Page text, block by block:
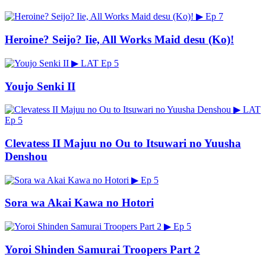
▶ Ep 7
Heroine? Seijo? Iie, All Works Maid desu (Ko)!
▶ LAT Ep 5
Youjo Senki II
▶ LAT
Ep 5
Clevatess II Majuu no Ou to Itsuwari no Yuusha
Denshou
▶ Ep 5
Sora wa Akai Kawa no Hotori
▶ Ep 5
Yoroi Shinden Samurai Troopers Part 2